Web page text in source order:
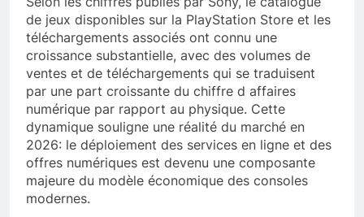
de jeux disponibles sur la PlayStation Store et les
téléchargements associés ont connu une
croissance substantielle, avec des volumes de
ventes et de téléchargements qui se traduisent
par une part croissante du chiffre d affaires
numérique par rapport au physique. Cette
dynamique souligne une réalité du marché en
2026: le déploiement des services en ligne et des
offres numériques est devenu une composante
majeure du modèle économique des consoles
modernes.